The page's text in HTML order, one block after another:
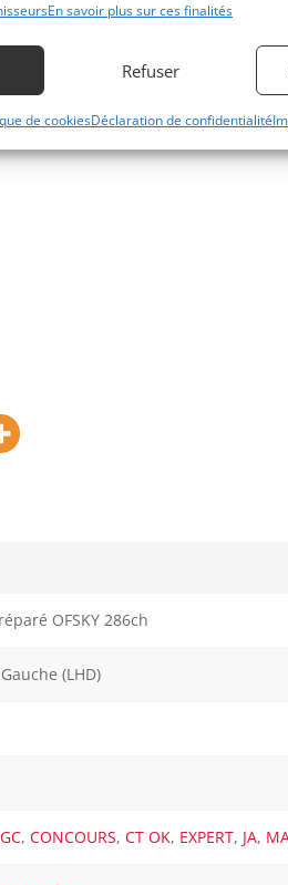
En savoir plus sur ces finalités
Refuser
de cookiesDéclaration de confidentialité
OFSKY 286ch
(LHD)
,CONCOURS,CT OK, EXPERT, JA,